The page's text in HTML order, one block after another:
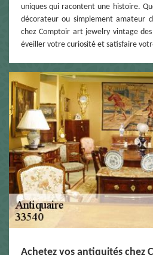
uniques qui racontent une histoire.
décorateur ou simplement amateur
chez Comptoir art jewelry vintage
éveiller votre curiosité et satisfaire
Achetez vos antiquités chez